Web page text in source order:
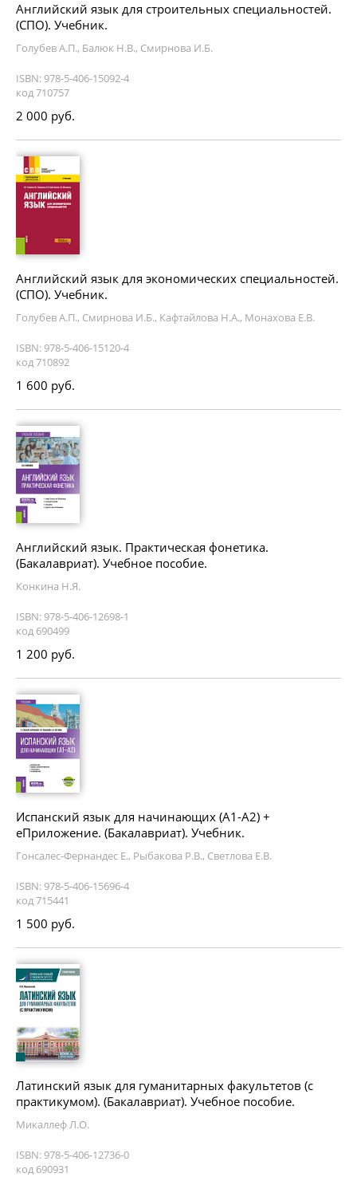
Английский язык для строительных специальностей.
(СПО). Учебник.
Голубев А.П., Балюк Н.В., Смирнова И.Б.
ISBN: 978-5-406-15092-4
код 710757
2 000 руб.
Английский язык для экономических специальностей.
(СПО). Учебник.
Голубев А.П., Смирнова И.Б., Кафтайлова Н.А., Монахова Е.В.
ISBN: 978-5-406-15120-4
код 710892
1 600 руб.
Английский язык. Практическая фонетика.
(Бакалавриат). Учебное пособие.
Конкина Н.Я.
ISBN: 978-5-406-12698-1
код 690499
1 200 руб.
Испанский язык для начинающих (А1-А2) +
еПриложение. (Бакалавриат). Учебник.
Гонсалес-Фернандес Е., Рыбакова Р.В., Светлова Е.В.
ISBN: 978-5-406-15696-4
код 715441
1 500 руб.
Латинский язык для гуманитарных факультетов (с
практикумом). (Бакалавриат). Учебное пособие.
Микаллеф Л.О.
ISBN: 978-5-406-12736-0
код 690931